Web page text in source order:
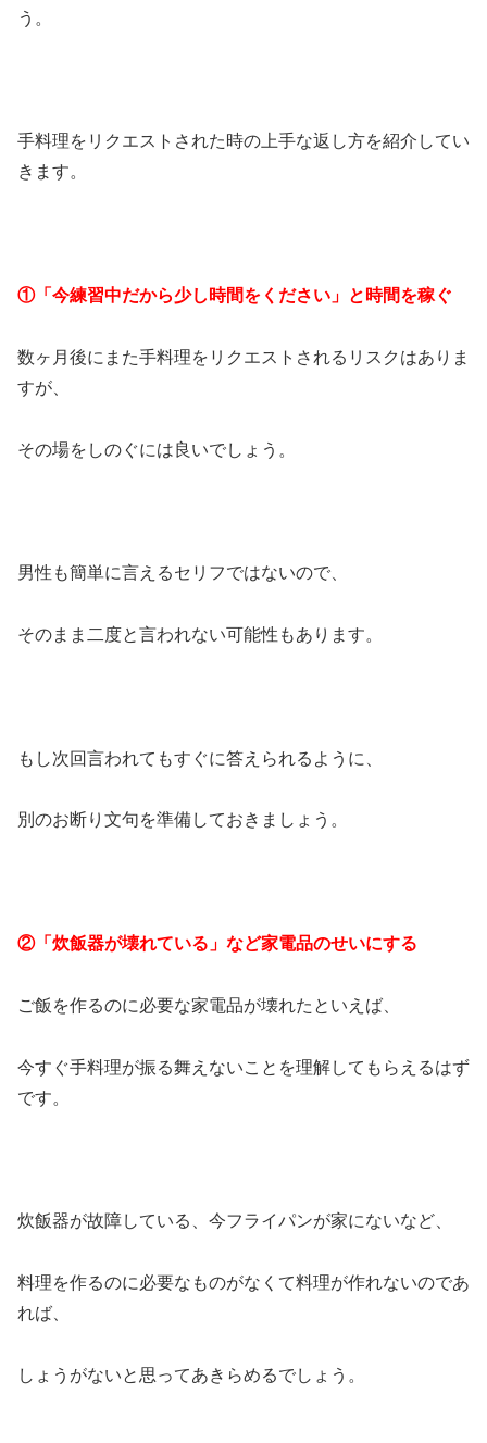
う。
手料理をリクエストされた時の上手な返し方を紹介してい
きます。
①「今練習中だから少し時間をください」と時間を稼ぐ
数ヶ月後にまた手料理をリクエストされるリスクはありま
すが、
その場をしのぐには良いでしょう。
男性も簡単に言えるセリフではないので、
そのまま二度と言われない可能性もあります。
もし次回言われてもすぐに答えられるように、
別のお断り文句を準備しておきましょう。
②「炊飯器が壊れている」など家電品のせいにする
ご飯を作るのに必要な家電品が壊れたといえば、
今すぐ手料理が振る舞えないことを理解してもらえるはず
です。
炊飯器が故障している、今フライパンが家にないなど、
料理を作るのに必要なものがなくて料理が作れないのであ
れば、
しょうがないと思ってあきらめるでしょう。